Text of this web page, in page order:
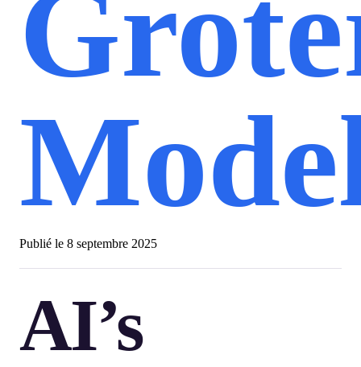
Publié le 8 septembre 2025
AI’s